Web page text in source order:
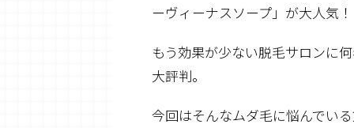
ーヴィーナスソープ」が大人気！
もう効果が少ない脱毛サロンに
大評判。
今回はそんなムダ毛に悩んでい